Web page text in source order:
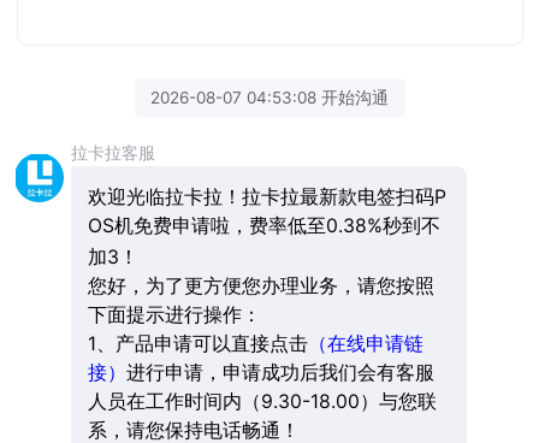
2026-08-07 04:53:08 开始沟通
拉卡拉客服
欢迎光临拉卡拉！拉卡拉最新款电签扫码P
OS机免费申请啦，费率低至0.38%秒到不
加3！
您好，为了更方便您办理业务，请您按照
下面提示进行操作：
1、产品申请可以直接点击（在线申请链
接） 进行申请，申请成功后我们会有客服
人员在工作时间内（9.30-18.00）与您联
系，请您保持电话畅通！